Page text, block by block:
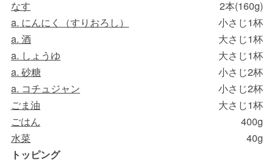
なす
2本(160g)
a. にんにく（すりおろし）
小さじ1杯
a. 酒
大さじ1杯
a. しょうゆ
大さじ1杯
a. 砂糖
小さじ2杯
a. コチュジャン
小さじ2杯
ごま油
大さじ1杯
ごはん
400g
水菜
40g
トッピング